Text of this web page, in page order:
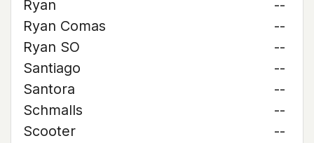
Ryan
--
Ryan Comas
--
Ryan SO
--
Santiago
--
Santora
--
Schmalls
--
Scooter
--